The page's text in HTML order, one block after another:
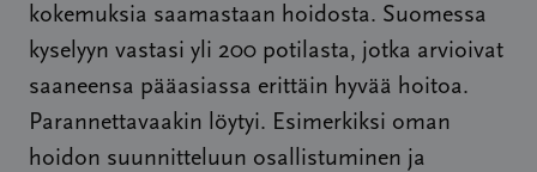
kokemuksia saamastaan hoidosta. Suomessa
kyselyyn vastasi yli 200 potilasta, jotka arvioivat
saaneensa pääasiassa erittäin hyvää hoitoa.
Parannettavaakin löytyi. Esimerkiksi oman
hoidon suunnitteluun osallistuminen ja